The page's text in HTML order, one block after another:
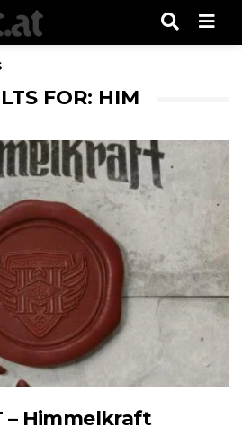
FOR: HIM
– Himmelkraft